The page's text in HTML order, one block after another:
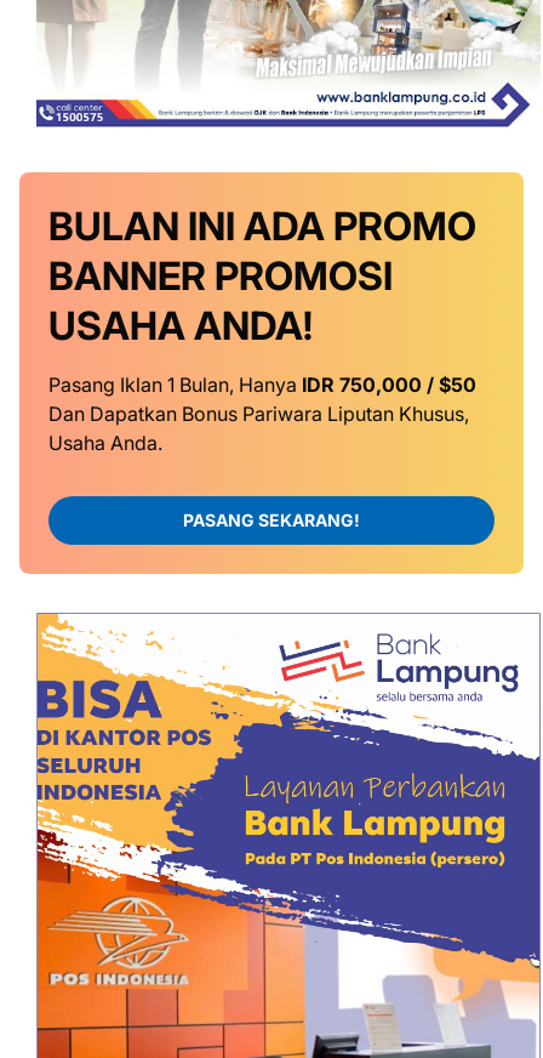
BULAN INI ADA PROMO
BANNER PROMOSI
USAHA ANDA!
Pasang Iklan 1 Bulan, Hanya IDR 750,000 / $50
Dan Dapatkan Bonus Pariwara Liputan Khusus,
Usaha Anda.
PASANG SEKARANG!